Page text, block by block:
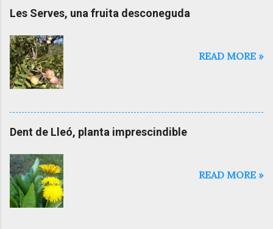
Les Serves, una fruita desconeguda
READ MORE »
Dent de Lleó, planta imprescindible
READ MORE »